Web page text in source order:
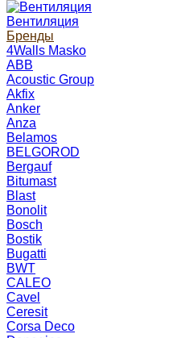
Вентиляция
Бренды
4Walls Masko
ABB
Acoustic Group
Akfix
Anker
Anza
Belamos
BELGOROD
Bergauf
Bitumast
Blast
Bonolit
Bosch
Bostik
Bugatti
BWT
CALEO
Cavel
Ceresit
Corsa Deco